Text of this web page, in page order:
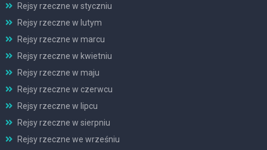
Rejsy rzeczne w styczniu
Rejsy rzeczne w lutym
Rejsy rzeczne w marcu
Rejsy rzeczne w kwietniu
Rejsy rzeczne w maju
Rejsy rzeczne w czerwcu
Rejsy rzeczne w lipcu
Rejsy rzeczne w sierpniu
Rejsy rzeczne we wrześniu